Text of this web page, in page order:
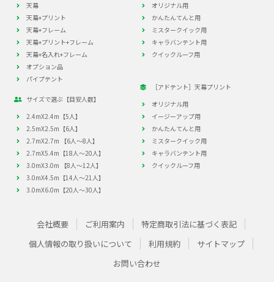
天幕
天幕+プリント
天幕+フレーム
天幕+プリント+フレーム
天幕+名入れ+フレーム
オプション品
パイプテント
サイズで選ぶ【目安人数】
2.4mX2.4m【5人】
2.5mX2.5m【6人】
2.7mX2.7m 【6人～8人】
2.7mX5.4m【18人～20人】
3.0mX3.0m 【8人～12人】
3.0mX4.5m【14人～21人】
3.0mX6.0m【20人～30人】
オリジナル用
かんたんてんと用
ミスタークイック用
キャラバンテント用
クイックルーフ用
［アドテント］天幕プリント
オリジナル用
イージーアップ用
かんたんてんと用
ミスタークイック用
キャラバンテント用
クイックルーフ用
会社概要 ご利用案内
特定商取引法に基づく表記
個人情報の取り扱いについて
利用規約
サイトマップ
お問い合わせ